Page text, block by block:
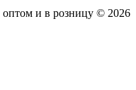
и в розницу © 2026